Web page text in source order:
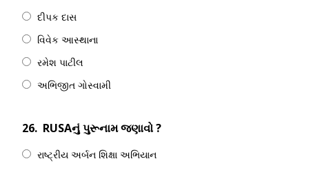
દીપક દાસ
વિવેક આસ્થાના
રમેશ પાટીલ
અભિજીત ગોસ્વામી
26. RUSAનું પુરૂનામ જણાવો ?
રાષ્ટ્રીય અર્બન શિક્ષા અભિયાન